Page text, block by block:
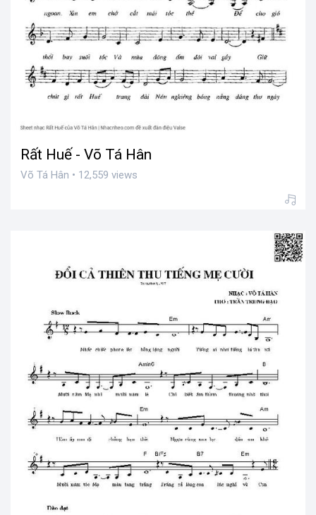
Rất Huế - Võ Tá Hân
Võ Tá Hân • 12,559 views